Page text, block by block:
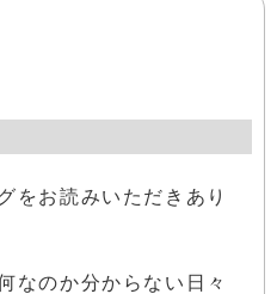
をお読みいただきあり
なのか分からない日々